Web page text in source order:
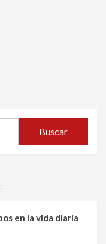
Buscar
en la vida diaria